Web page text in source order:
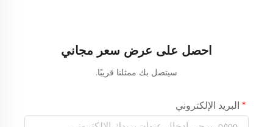
احصل على عرض سعر مجاني
سيتصل بك ممثلنا قريبًا.
البريد الإلكتروني